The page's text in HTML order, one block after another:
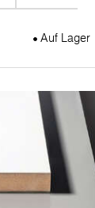
Auf Lager